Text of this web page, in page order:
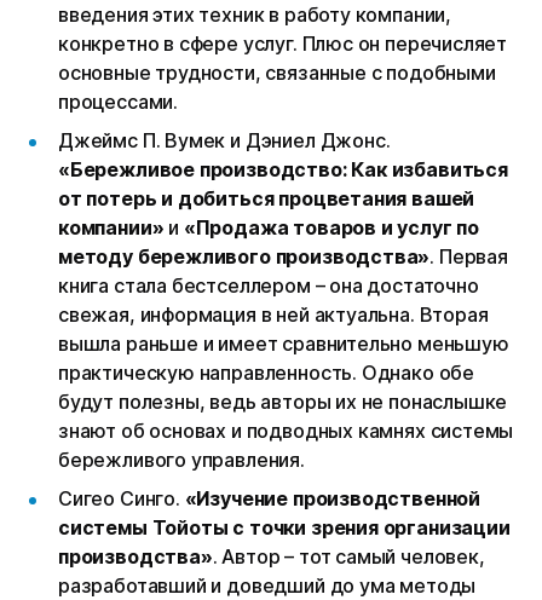
введения этих техник в работу компании,
конкретно в сфере услуг. Плюс он перечисляет
основные трудности, связанные с подобными
процессами.
Джеймс П. Вумек и Дэниел Джонс.
«Бережливое производство: Как избавиться
от потерь и добиться процветания вашей
компании» и «Продажа товаров и услуг по
методу бережливого производства». Первая
книга стала бестселлером – она достаточно
свежая, информация в ней актуальна. Вторая
вышла раньше и имеет сравнительно меньшую
практическую направленность. Однако обе
будут полезны, ведь авторы их не понаслышке
знают об основах и подводных камнях системы
бережливого управления.
Сигео Синго. «Изучение производственной
системы Тойоты с точки зрения организации
производства». Автор – тот самый человек,
разработавший и доведший до ума методы